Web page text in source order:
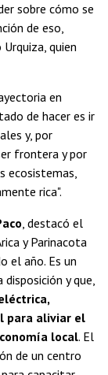
sobre cómo se
de eso,
quien
en
de hacer es ir
y, por
frontera y por
ecosistemas,
rica".
, destacó el
y Parinacota
el año. Es un
y que,
para aliviar el
local. El
de un centro